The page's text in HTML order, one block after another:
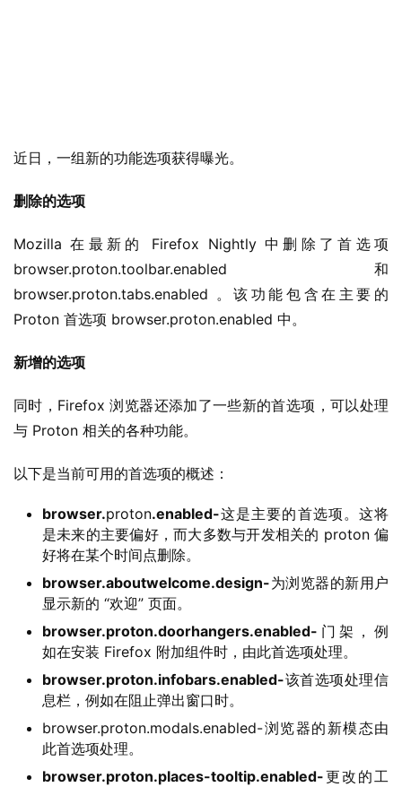
业
W
近日，一组新的功能选项获得曝光。
删除的选项
Mozilla 在最新的 Firefox Nightly 中删除了首选项
browser.proton.toolbar.enabled 和
browser.proton.tabs.enabled 。该功能包含在主要的
Proton 首选项 browser.proton.enabled 中。
新增的选项
同时，Firefox 浏览器还添加了一些新的首选项，可以处理
与 Proton 相关的各种功能。
以下是当前可用的首选项的概述：
browser.proton.enabled-这是主要的首选项。这将
是未来的主要偏好，而大多数与开发相关的 proton 偏
好将在某个时间点删除。
browser.aboutwelcome.design-为浏览器的新用户
显示新的 “欢迎” 页面。
browser.proton.doorhangers.enabled- 门架，例
如在安装 Firefox 附加组件时，由此首选项处理。
browser.proton.infobars.enabled-该首选项处理信
息栏，例如在阻止弹出窗口时。
browser.proton.modals.enabled-浏览器的新模态由
此首选项处理。
browser.proton.places-tooltip.enabled-更改的工